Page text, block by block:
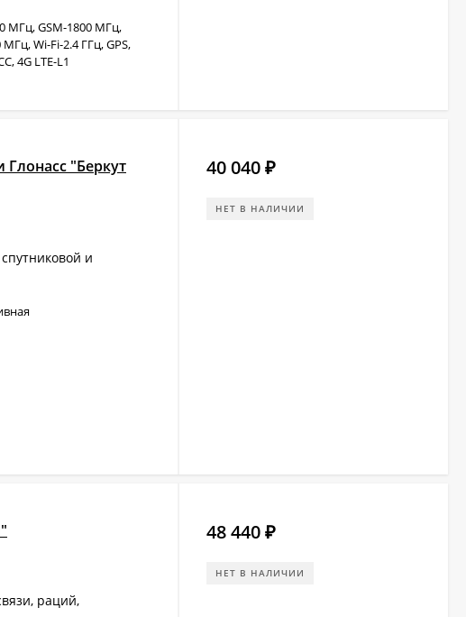
МГц, GSM-1800 МГц,
МГц, Wi-Fi-2.4 ГГц, GPS,
4G LTE-L1
Глонасс "Беркут
и
40 040 ₽
НЕТ В НАЛИЧИИ
раций,
48 440 ₽
НЕТ В НАЛИЧИИ